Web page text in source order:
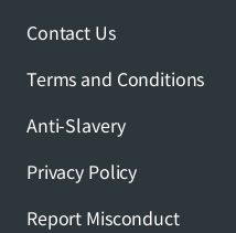
Contact Us
Terms and Conditions
Anti-Slavery
Privacy Policy
Report Misconduct